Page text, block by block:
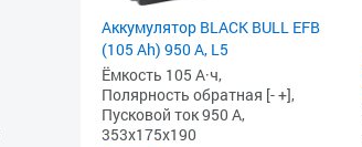
Аккумулятор BLACK BULL EFB
(105 Ah) 950 А, L5
Ёмкость 105 А·ч,
Полярность обратная [- +],
Пусковой ток 950 А,
353x175x190